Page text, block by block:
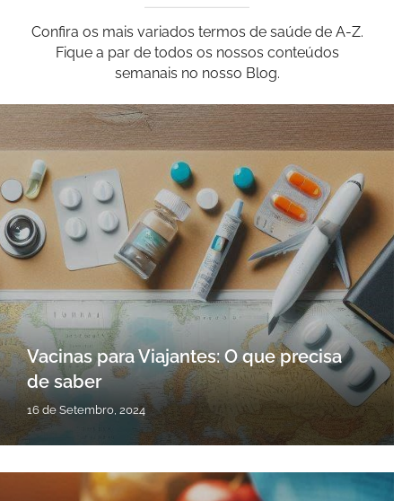
Confira os mais variados termos de saúde de A-Z.
Fique a par de todos os nossos conteúdos
semanais no nosso Blog.
Vacinas para Viajantes: O que precisa
de saber
16 de Setembro, 2024